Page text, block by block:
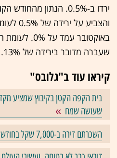
ירדו ב-0.5%. הנתון
והצביע
באוקטובר עמד
שעברה מדובר בירידה של 13%.
קיראו עוד ב"גלובס"
בית הקפה הקטן בקיבוץ שמציע
שעושה שמח
השכרתם דירה ב-7,000 שקל בחודש. כמה מס תשלמו?